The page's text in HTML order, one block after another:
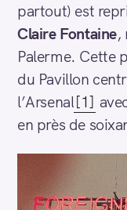
partout) est
Claire Fontaine,
Palerme. Cette
du Pavillon
l’Arsenal[1]
en près de